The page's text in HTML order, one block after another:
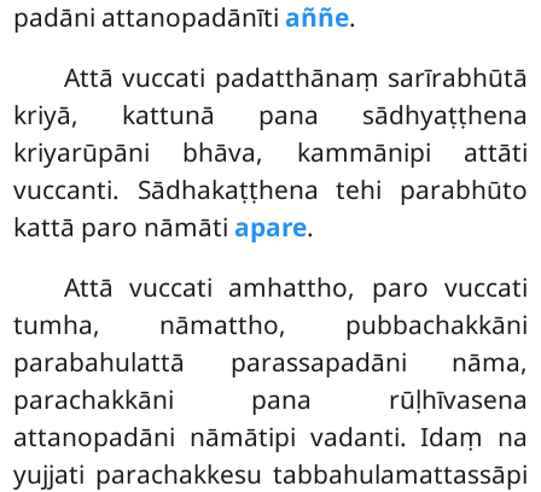
padāni attanopadānīti aññe.
Attā vuccati padatthānaṃ sarīrabhūtā
kriyā, kattunā pana sādhyaṭṭhena
kriyarūpāni bhāva, kammānipi attāti
vuccanti. Sādhakaṭṭhena tehi parabhūto
kattā paro nāmāti apare.
Attā vuccati amhattho, paro vuccati
tumha, nāmattho, pubbachakkāni
parabahulattā parassapadāni nāma,
parachakkāni pana rūḷhīvasena
attanopadāni nāmātipi vadanti. Idaṃ na
yujjati parachakkesu tabbahulamattassāpi